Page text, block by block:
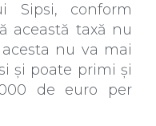
Sipsi, conform
această taxă nu
nu va mai
și poate primi și
de euro per